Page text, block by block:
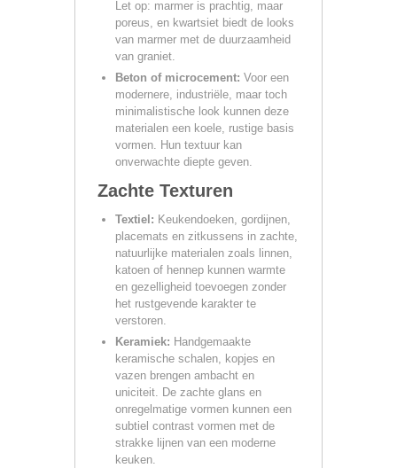
Let op: marmer is prachtig, maar
poreus, en kwartsiet biedt de looks
van marmer met de duurzaamheid
van graniet.
Beton of microcement: Voor een
modernere, industriële, maar toch
minimalistische look kunnen deze
materialen een koele, rustige basis
vormen. Hun textuur kan
onverwachte diepte geven.
Zachte Texturen
Textiel: Keukendoeken, gordijnen,
placemats en zitkussens in zachte,
natuurlijke materialen zoals linnen,
katoen of hennep kunnen warmte
en gezelligheid toevoegen zonder
het rustgevende karakter te
verstoren.
Keramiek: Handgemaakte
keramische schalen, kopjes en
vazen brengen ambacht en
uniciteit. De zachte glans en
onregelmatige vormen kunnen een
subtiel contrast vormen met de
strakke lijnen van een moderne
keuken.